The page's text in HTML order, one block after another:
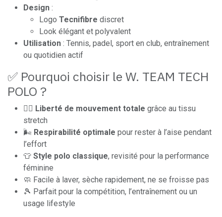
Design :
Logo Tecnifibre discret
Look élégant et polyvalent
Utilisation : Tennis, padel, sport en club, entraînement
ou quotidien actif
✅ Pourquoi choisir le W. TEAM TECH
POLO ?
🏃‍♀️ Liberté de mouvement totale grâce au tissu
stretch
🌬️ Respirabilité optimale pour rester à l’aise pendant
l’effort
👕 Style polo classique, revisité pour la performance
féminine
🧼 Facile à laver, sèche rapidement, ne se froisse pas
🎾 Parfait pour la compétition, l’entraînement ou un
usage lifestyle